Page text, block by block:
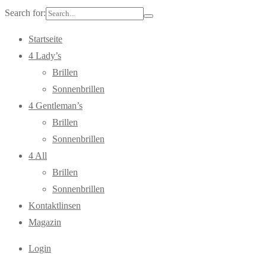
Search for:
Startseite
4 Lady’s
Brillen
Sonnenbrillen
4 Gentleman’s
Brillen
Sonnenbrillen
4 All
Brillen
Sonnenbrillen
Kontaktlinsen
Magazin
Login